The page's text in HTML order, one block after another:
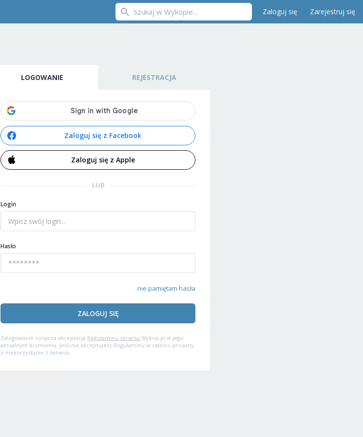
Zaloguj się Zarejestruj się
LOGOWANIE REJESTRACJA
Zaloguj się z Facebook
Zaloguj się z Apple
LUB
Login
Hasło
nie pamiętam hasła
ZALOGUJ SIĘ
Zalogowanie oznacza akceptację Regulaminu serwisu Wykop.pl w jego
aktualnym brzmieniu. Jeśli nie akceptujesz Regulaminu w całości, prosimy
o niekorzystanie z serwisu.